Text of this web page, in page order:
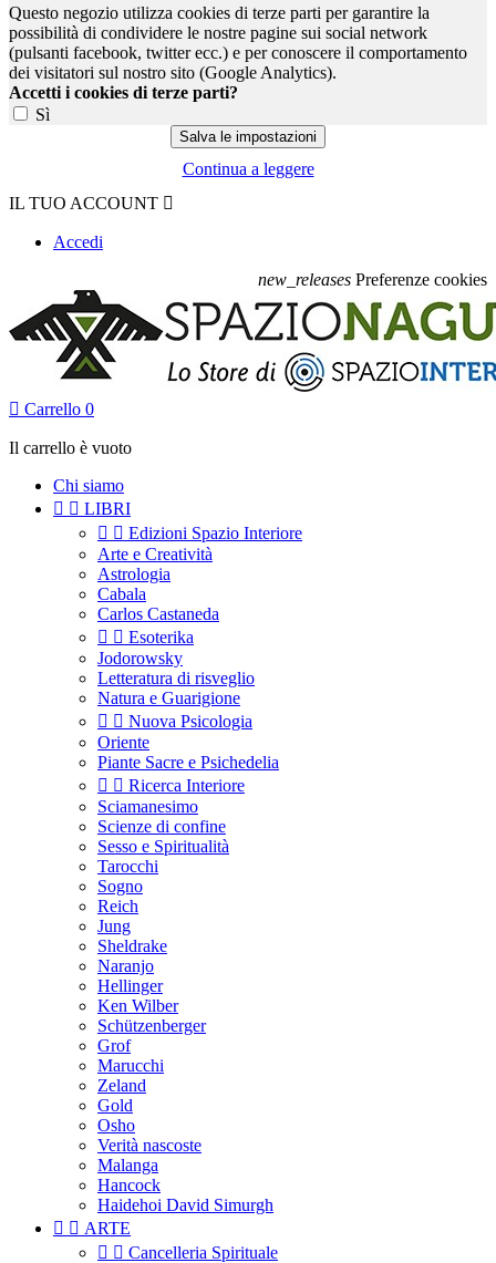
Questo negozio utilizza cookies di terze parti per garantire la
possibilità di condividere le nostre pagine sui social network
(pulsanti facebook, twitter ecc.) e per conoscere il comportamento
dei visitatori sul nostro sito (Google Analytics).
Accetti i cookies di terze parti?
Sì
Continua a leggere
IL TUO ACCOUNT 
Accedi
new_releases Preferenze cookies
 Carrello 0
Il carrello è vuoto
Chi siamo
  LIBRI
  Edizioni Spazio Interiore
Arte e Creatività
Astrologia
Cabala
Carlos Castaneda
  Esoterika
Jodorowsky
Letteratura di risveglio
Natura e Guarigione
  Nuova Psicologia
Oriente
Piante Sacre e Psichedelia
  Ricerca Interiore
Sciamanesimo
Scienze di confine
Sesso e Spiritualità
Tarocchi
Sogno
Reich
Jung
Sheldrake
Naranjo
Hellinger
Ken Wilber
Schützenberger
Grof
Marucchi
Zeland
Gold
Osho
Verità nascoste
Malanga
Hancock
Haidehoi David Simurgh
  ARTE
  Cancelleria Spirituale